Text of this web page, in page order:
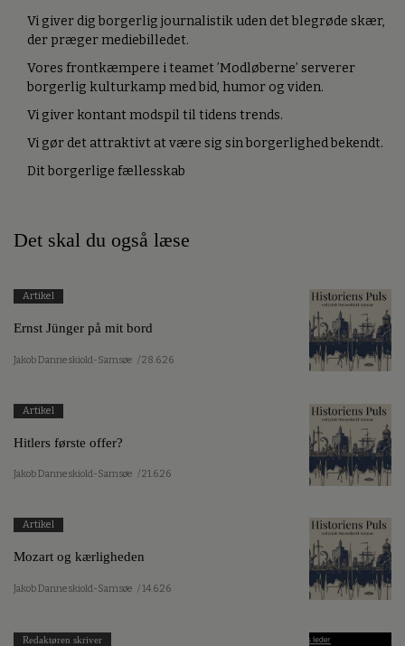
Vi giver dig borgerlig journalistik uden det blegrøde skær,
der præger mediebilledet.
Vores frontkæmpere i teamet ’Modløberne’ serverer
borgerlig kulturkamp med bid, humor og viden.
Vi giver kontant modspil til tidens trends.
Vi gør det attraktivt at være sig sin borgerlighed bekendt.
Dit borgerlige fællesskab
Det skal du også læse
Artikel
Ernst Jünger på mit bord
Jakob Danneskiold-Samsøe / 28.6.26
Artikel
Hitlers første offer?
Jakob Danneskiold-Samsøe / 21.6.26
Artikel
Mozart og kærligheden
Jakob Danneskiold-Samsøe / 14.6.26
Redaktøren skriver